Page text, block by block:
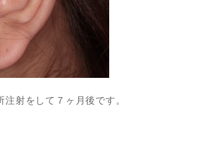
射をして７ヶ月後です。